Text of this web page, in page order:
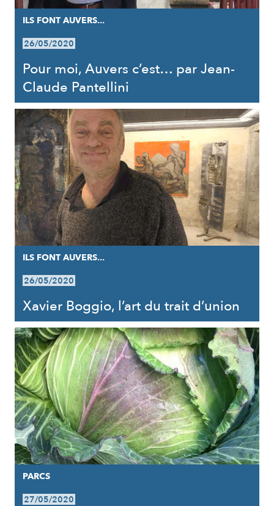
ILS FONT AUVERS...
26/05/2020
Pour moi, Auvers c’est… par Jean-
Claude Pantellini
ILS FONT AUVERS...
26/05/2020
Xavier Boggio, l’art du trait d’union
PARCS
27/05/2020